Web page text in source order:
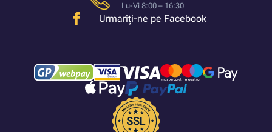
Lu-Vi 8:00 – 16:30
Urmariți-ne pe Facebook